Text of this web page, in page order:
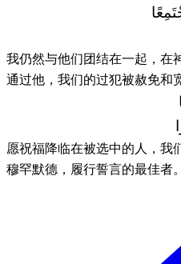
我仍然与他们团结在一起，在
通过他，我们的过犯被赦免和
愿祝福降临在被选中的人，我
穆罕默德，履行誓言的最佳者。